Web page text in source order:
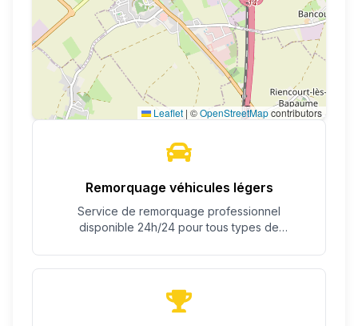
Leaflet | ©OpenStreetMapcontributors
Remorquage véhicules légers
Service de remorquage professionnel
disponible 24h/24 pour tous types de